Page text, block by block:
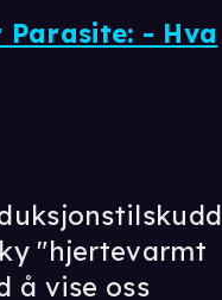
- Hva
"hjertevarmt
å vise oss